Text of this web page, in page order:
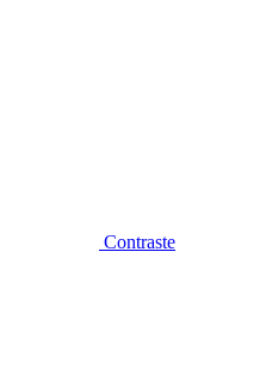
Contraste